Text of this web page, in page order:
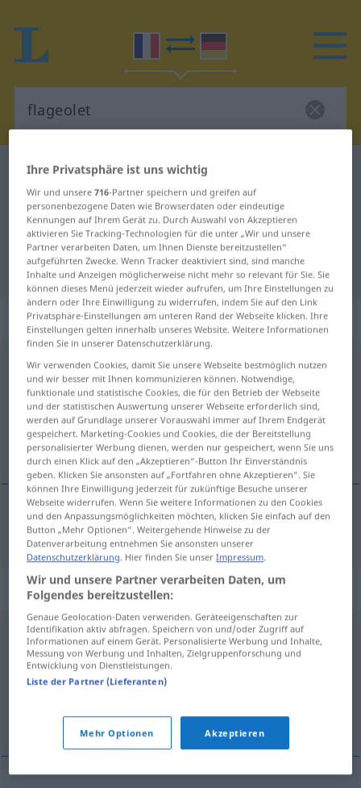
Französisch-Deutsch Wörterbuch
Französisch-Deutsch Übersetzung
für "flageolet"
"flageolet" Deutsch Übersetzung
„flageolet“: masculin
flageolet [flaʒɔlɛ]m
Übersicht aller Übersetzungen
(Für mehr Details die Übersetzung anklicken/antippen)
kleine weißgrüne Bohne
kleine weißgrüneBohne flageolet
„flageolet“: masculin
flageolet [flaʒɔlɛ]m
Übersicht aller Übersetzungen
(Für mehr Details die Übersetzung anklicken/antippen)
Flageolett
Ihre Privatsphäre ist uns wichtig
Wir und unsere716-Partner speichern und greifen auf
personenbezogene Daten wie Browserdaten oder eindeutige
Kennungen auf Ihrem Gerät zu. Durch Auswahl von Akzeptieren
aktivieren Sie Tracking-Technologien für die unter „Wir und unsere
Partner verarbeiten Daten, um Ihnen Dienste bereitzustellen“
aufgeführten Zwecke. Wenn Tracker deaktiviert sind, sind manche
Inhalte und Anzeigen möglicherweise nicht mehr so relevant für Sie. Sie
können dieses Menü jederzeit wieder aufrufen, um Ihre Einstellungen zu
ändern oder Ihre Einwilligung zu widerrufen, indem Sie auf den Link
Privatsphäre-Einstellungen am unteren Rand der Webseite klicken. Ihre
Einstellungen gelten innerhalb unseres Website. Weitere Informationen
finden Sie in unserer Datenschutzerklärung.
Wir verwenden Cookies, damit Sie unsere Webseite bestmöglich nutzen
und wir besser mit Ihnen kommunizieren können. Notwendige,
funktionale und statistische Cookies, die für den Betrieb der Webseite
und der statistischen Auswertung unserer Webseite erforderlich sind,
werden auf Grundlage unserer Vorauswahl immer auf Ihrem Endgerät
gespeichert. Marketing-Cookies und Cookies, die der Bereitstellung
personalisierter Werbung dienen, werden nur gespeichert, wenn Sie uns
durch einen Klick auf den „Akzeptieren“-Button Ihr Einverständnis
geben. Klicken Sie ansonsten auf „Fortfahren ohne Akzeptieren“. Sie
können Ihre Einwilligung jederzeit für zukünftige Besuche unserer
Webseite widerrufen. Wenn Sie weitere Informationen zu den Cookies
und den Anpassungsmöglichkeiten möchten, klicken Sie einfach auf den
Button „Mehr Optionen“. Weitergehende Hinweise zu der
Datenverarbeitung entnehmen Sie ansonsten unserer
Datenschutzerklärung. Hier finden Sie unserImpressum.
Wir und unsere Partner verarbeiten Daten, um
Folgendes bereitzustellen:
Genaue Geolocation-Daten verwenden. Geräteeigenschaften zur
Identifikation aktiv abfragen. Speichern von und/oder Zugriff auf
Informationen auf einem Gerät. Personalisierte Werbung und Inhalte,
Messung von Werbung und Inhalten, Zielgruppenforschung und
Entwicklung von Dienstleistungen.
Liste der Partner (Lieferanten)
Mehr Optionen Akzeptieren